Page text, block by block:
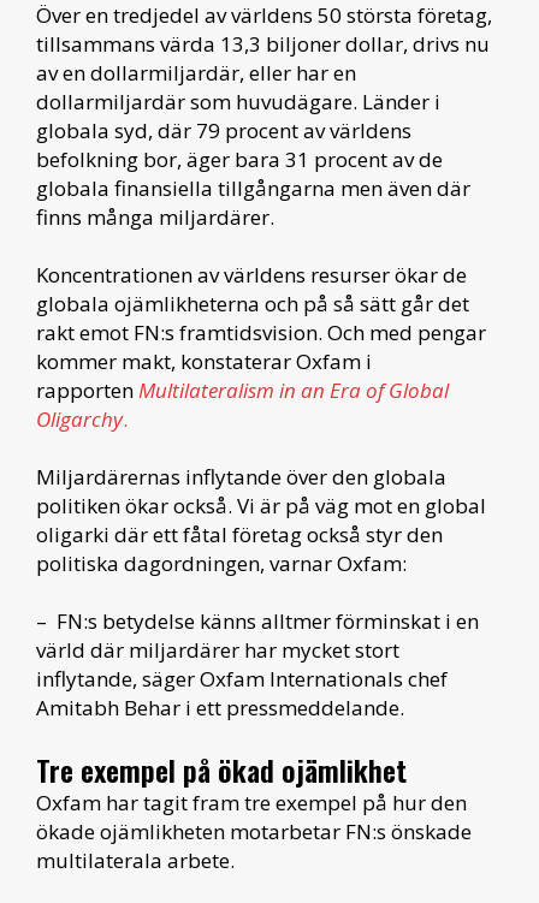
Över en tredjedel av världens 50 största företag,
tillsammans värda 13,3 biljoner dollar, drivs nu
av en dollarmiljardär, eller har en
dollarmiljardär som huvudägare. Länder i
globala syd, där 79 procent av världens
befolkning bor, äger bara 31 procent av de
globala finansiella tillgångarna men även där
finns många miljardärer.
Koncentrationen av världens resurser ökar de
globala ojämlikheterna och på så sätt går det
rakt emot FN:s framtidsvision. Och med pengar
kommer makt, konstaterar Oxfam i
rapportenMultilateralism in an Era of Global
Oligarchy.
Miljardärernas inflytande över den globala
politiken ökar också. Vi är på väg mot en global
oligarki där ett fåtal företag också styr den
politiska dagordningen, varnar Oxfam:
– FN:s betydelse känns alltmer förminskat i en
värld där miljardärer har mycket stort
inflytande, säger Oxfam Internationals chef
Amitabh Behar i ett pressmeddelande.
Tre exempel på ökad ojämlikhet
Oxfam har tagit fram tre exempel på hur den
ökade ojämlikheten motarbetar FN:s önskade
multilaterala arbete.